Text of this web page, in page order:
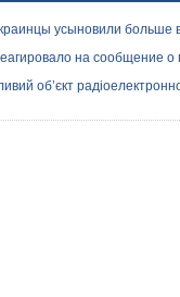
усыновили больше
на сообщение о
об’єкт